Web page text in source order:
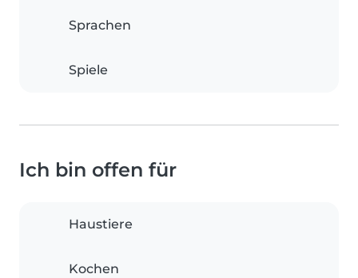
Sprachen
Spiele
Ich bin offen für
Haustiere
Kochen